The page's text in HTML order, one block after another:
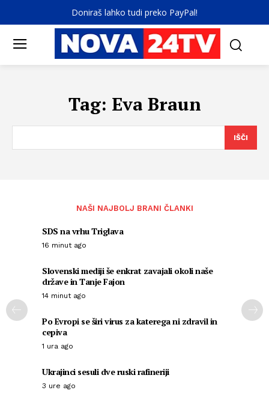
Doniraš lahko tudi preko PayPal!
Tag: Eva Braun
IŠČI
NAŠI NAJBOLJ BRANI ČLANKI
SDS na vrhu Triglava
16 minut ago
Slovenski mediji še enkrat zavajali okoli naše
države in Tanje Fajon
14 minut ago
Po Evropi se širi virus za katerega ni zdravil in
cepiva
1 ura ago
Ukrajinci sesuli dve ruski rafineriji
3 ure ago